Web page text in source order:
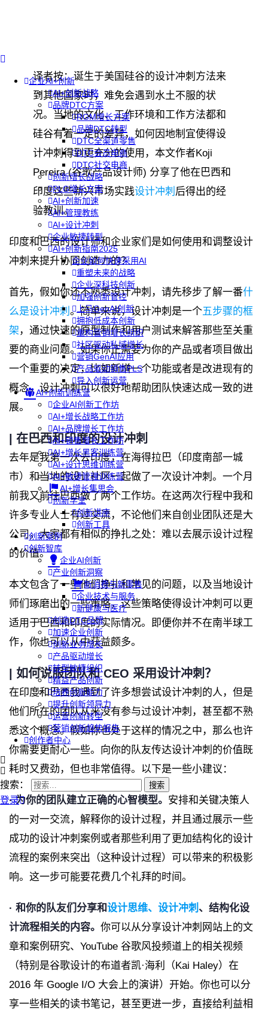
企业AI+创新
AI+创新战略
品牌DTC方案
RGM增长方案
品牌DTC转型
DTC全渠道零售
DTC会员电商
DTC社交电商
创新增长战略
PLG增长方案
AI+创新加速
AI+管理教练
AI+设计冲刺
企业敏捷转型
AI+创新指南2025
企业如何快速采用AI
重塑未来的战略
企业深科技创新
加强创新管控
上马GenAI创新
拥抱低成本创新
重构营销增长组织
社区驱动私域增长
营销GenAI应用
产品驱动销售PLS
导入创新运营
AI+创新训练营
企业AI创新工作坊
AI+增长战略工作坊
AI+品牌增长工作坊
AI+销售增长工作坊
AI+增长黑客训练营
AI+设计思维训练营
AI+敏捷管理训练营
AI+增长集思会
创新学堂
创新讲座
创新工具
创新案例
创新智库
企业AI创新
产业创新洞察
新消费与新零售
企业技术与服务
新健康与医疗
创造DTC品牌
加速企业创新
创新业务增长
产品驱动增长
转型敏捷组织
精益产品创新
培养创新能力
提升创新领导力
运营创新转型
营销创新趋势报告
创作者中心
搜索：
登录
译者按：诞生于美国硅谷的设计冲刺方法来
到其他国家时，难免会遇到水土不服的状
况。当地的文化、工作环境和工作方法都和
硅谷有着一定的差异，如何因地制宜使得设
计冲刺得到更充分的使用，本文作者Koji
Pereira (谷歌产品设计师) 分享了他在巴西和
印度这些新兴市场实践设计冲刺 后得出的经
验教训。
印度和巴西的设计师和企业家们是如何使用和调整设计
冲刺来提升协同创造力的？
首先，假如你还不熟悉设计冲刺，请先移步了解一番什
么是设计冲刺 。简单来说，设计冲刺是一个五步骤的框
架 ，通过快速的原型制作和用户测试来解答那些至关重
要的商业问题。如果你正需要为你的产品或者项目做出
一个重要的决定，比如新增一个功能或者是改进现有的
概念，设计冲刺可以很好地帮助团队快速达成一致的进
展。
| 在巴西和印度的设计冲刺
去年是我第一次去印度，在海得拉巴（印度南部一城
市）和当地的设计社区一起做了一次设计冲刺。一个月
前我又前往巴西做了两个工作坊。在这两次行程中我和
许多专业人士有过交流，不论他们来自创业团队还是大
公司，大家都有相似的挣扎之处：难以去展示设计过程
的价值。
本文包含了一些他们挣扎和常见的问题，以及当地设计
师们琢磨出的一些策略，这些策略使得设计冲刺可以更
适用于巴西和印度的实际情况。即便你并不在南半球工
作，你也可以从中获益颇多。
| 如何说服团队和 CEO 采用设计冲刺？
在印度和巴西我遇到了许多想尝试设计冲刺的人，但是
他们所在的团队从来没有参与过设计冲刺，甚至都不熟
悉这个概念。假如你也处于这样的情况之中，那么也许
你需要更耐心一些。向你的队友传达设计冲刺的价值既
耗时又费劲，但也非常值得。以下是一些小建议：
· 为你的团队建立正确的心智模型。 安排和关键决策人
的一对一交流，解释你的设计过程，并且通过展示一些
成功的设计冲刺案例或者那些利用了更加结构化的设计
流程的案例来突出（这种设计过程）可以带来的积极影
响。这一步可能要花费几个礼拜的时间。
· 和你的队友们分享和设计思维、设计冲刺 、结构化设
计流程相关的内容。 你可以从分享设计冲刺网站上的文
章和案例研究、YouTube 谷歌风投频道上的相关视频
（特别是谷歌设计的布道者凯·海利（Kai Haley）在
2016 年 Google I/O 大会上的演讲）开始。你也可以分
享一些相关的读书笔记，甚至更进一步，直接给利益相